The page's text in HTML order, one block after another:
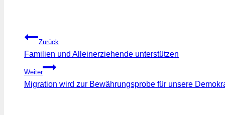
Beitragsnavigation
Zurück
Familien und Alleinerziehende unterstützen
Weiter
Migration wird zur Bewährungsprobe für unsere